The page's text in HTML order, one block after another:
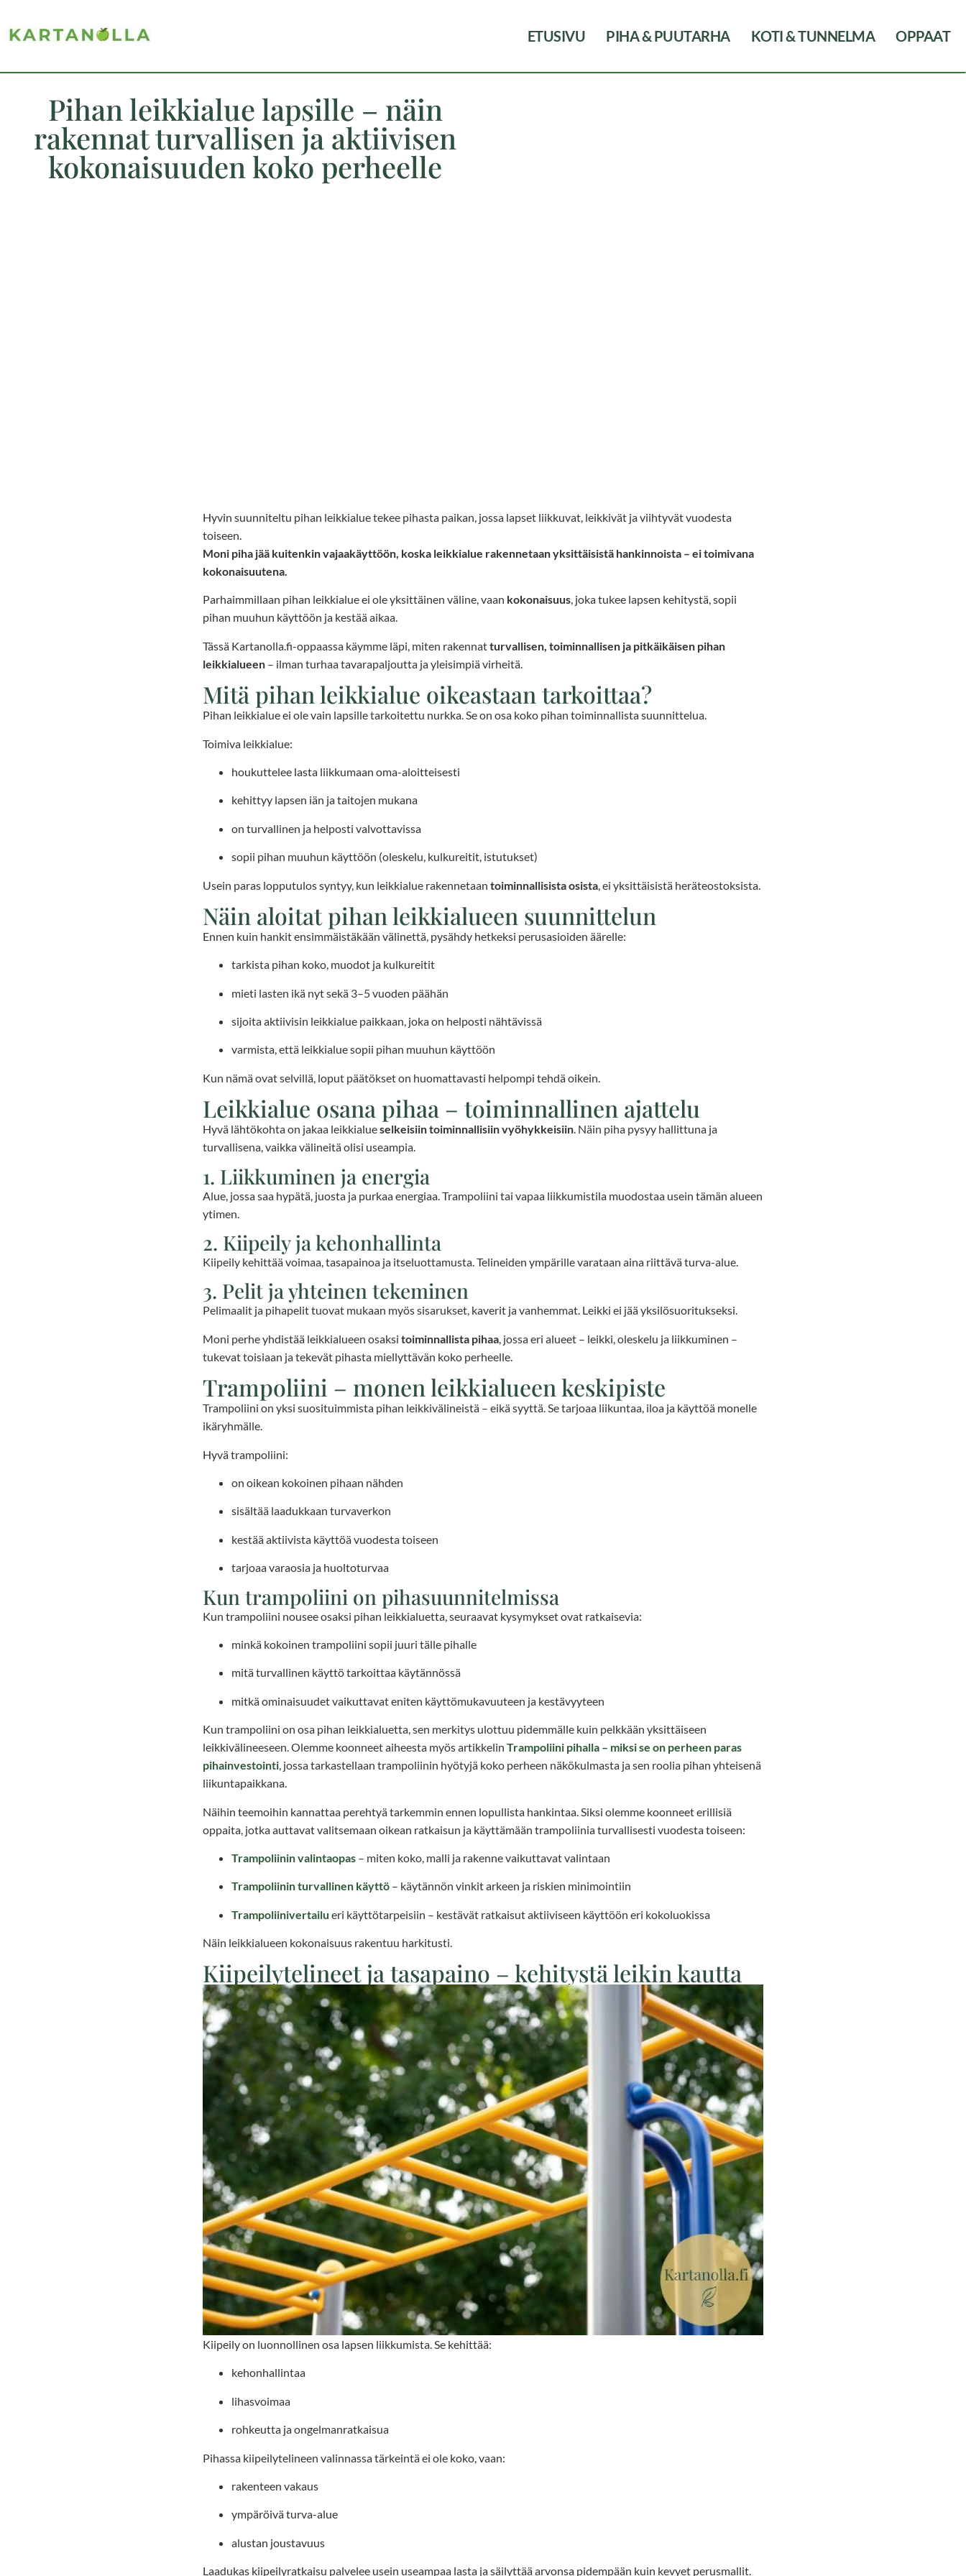
ETUSIVU PIHA & PUUTARHA KOTI & TUNNELMA OPPAAT
Pihan leikkialue lapsille – näin
rakennat turvallisen ja aktiivisen
kokonaisuuden koko perheelle
Hyvin suunniteltu pihan leikkialue tekee pihasta paikan, jossa lapset liikkuvat, leikkivät ja viihtyvät vuodesta
toiseen.
Moni piha jää kuitenkin vajaakäyttöön, koska leikkialue rakennetaan yksittäisistä hankinnoista – ei toimivana
kokonaisuutena.
Parhaimmillaan pihan leikkialue ei ole yksittäinen väline, vaan kokonaisuus, joka tukee lapsen kehitystä, sopii
pihan muuhun käyttöön ja kestää aikaa.
Tässä Kartanolla.fi-oppaassa käymme läpi, miten rakennatturvallisen, toiminnallisen ja pitkäikäisen pihan
leikkialueen – ilman turhaa tavarapaljoutta ja yleisimpiä virheitä.
Mitä pihan leikkialue oikeastaan tarkoittaa?
Pihan leikkialue ei ole vain lapsille tarkoitettu nurkka. Se on osa koko pihan toiminnallista suunnittelua.
Toimiva leikkialue:
houkuttelee lasta liikkumaan oma-aloitteisesti
kehittyy lapsen iän ja taitojen mukana
on turvallinen ja helposti valvottavissa
sopii pihan muuhun käyttöön (oleskelu, kulkureitit, istutukset)
Usein paras lopputulos syntyy, kun leikkialue rakennetaan toiminnallisista osista , ei yksittäisistä heräteostoksista.
Näin aloitat pihan leikkialueen suunnittelun
Ennen kuin hankit ensimmäistäkään välinettä, pysähdy hetkeksi perusasioiden äärelle:
tarkista pihan koko, muodot ja kulkureitit
mieti lasten ikä nyt sekä 3–5 vuoden päähän
sijoita aktiivisin leikkialue paikkaan, joka on helposti nähtävissä
varmista, että leikkialue sopii pihan muuhun käyttöön
Kun nämä ovat selvillä, loput päätökset on huomattavasti helpompi tehdä oikein.
Leikkialue osana pihaa – toiminnallinen ajattelu
Hyvä lähtökohta on jakaa leikkialueselkeisiin toiminnallisiin vyöhykkeisiin. Näin piha pysyy hallittuna ja
turvallisena, vaikka välineitä olisi useampia.
1. Liikkuminen ja energia
Alue, jossa saa hypätä, juosta ja purkaa energiaa. Trampoliini tai vapaa liikkumistila muodostaa usein tämän alueen
ytimen.
2. Kiipeily ja kehonhallinta
Kiipeily kehittää voimaa, tasapainoa ja itseluottamusta. Telineiden ympärille varataan aina riittävä turva-alue.
3. Pelit ja yhteinen tekeminen
Pelimaalit ja pihapelit tuovat mukaan myös sisarukset, kaverit ja vanhemmat. Leikki ei jää yksilösuoritukseksi.
Moni perhe yhdistää leikkialueen osaksi toiminnallista pihaa, jossa eri alueet – leikki, oleskelu ja liikkuminen –
tukevat toisiaan ja tekevät pihasta miellyttävän koko perheelle.
Trampoliini – monen leikkialueen keskipiste
Trampoliini on yksi suosituimmista pihan leikkivälineistä – eikä syyttä. Se tarjoaa liikuntaa, iloa ja käyttöä monelle
ikäryhmälle.
Hyvä trampoliini:
on oikean kokoinen pihaan nähden
sisältää laadukkaan turvaverkon
kestää aktiivista käyttöä vuodesta toiseen
tarjoaa varaosia ja huoltoturvaa
Kun trampoliini on pihasuunnitelmissa
Kun trampoliini nousee osaksi pihan leikkialuetta, seuraavat kysymykset ovat ratkaisevia:
minkä kokoinen trampoliini sopii juuri tälle pihalle
mitä turvallinen käyttö tarkoittaa käytännössä
mitkä ominaisuudet vaikuttavat eniten käyttömukavuuteen ja kestävyyteen
Kun trampoliini on osa pihan leikkialuetta, sen merkitys ulottuu pidemmälle kuin pelkkään yksittäiseen
leikkivälineeseen. Olemme koonneet aiheesta myös artikkelin Trampoliini pihalla – miksi se on perheen paras
pihainvestointi, jossa tarkastellaan trampoliinin hyötyjä koko perheen näkökulmasta ja sen roolia pihan yhteisenä
liikuntapaikkana.
Näihin teemoihin kannattaa perehtyä tarkemmin ennen lopullista hankintaa. Siksi olemme koonneet erillisiä
oppaita, jotka auttavat valitsemaan oikean ratkaisun ja käyttämään trampoliinia turvallisesti vuodesta toiseen:
Trampoliinin valintaopas – miten koko, malli ja rakenne vaikuttavat valintaan
Trampoliinin turvallinen käyttö – käytännön vinkit arkeen ja riskien minimointiin
Trampoliinivertailu eri käyttötarpeisiin – kestävät ratkaisut aktiiviseen käyttöön eri kokoluokissa
Näin leikkialueen kokonaisuus rakentuu harkitusti.
Kiipeilytelineet ja tasapaino – kehitystä leikin kautta
Kiipeily on luonnollinen osa lapsen liikkumista. Se kehittää:
kehonhallintaa
lihasvoimaa
rohkeutta ja ongelmanratkaisua
Pihassa kiipeilytelineen valinnassa tärkeintä ei ole koko, vaan:
rakenteen vakaus
ympäröivä turva-alue
alustan joustavuus
Laadukas kiipeilyratkaisu palvelee usein useampaa lasta ja säilyttää arvonsa pidempään kuin kevyet perusmallit.